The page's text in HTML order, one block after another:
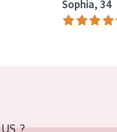
Sophia, 34
?